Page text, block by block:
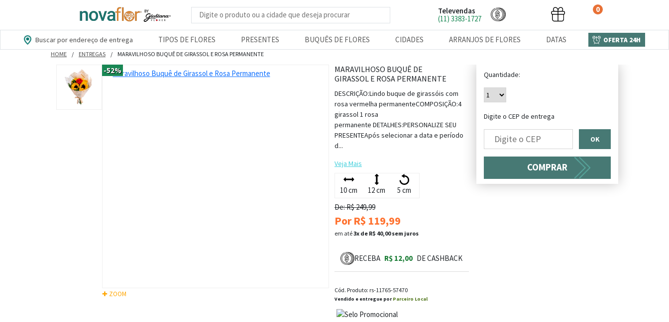
Busca de produtos
Televendas
(11) 3383-1727
0
Buscar por endereço de entrega TIPOS DE FLORES PRESENTES BUQUÊS DE FLORES CIDADES ARRANJOS DE FLORES DATAS OFERTA 24H
HOME ENTREGAS MARAVILHOSO BUQUÊ DE GIRASSOL E ROSA PERMANENTE
✚ ZOOM
-52%
MARAVILHOSO BUQUÊ DE
GIRASSOL E ROSA PERMANENTE
DESCRIÇÃO:Lindo buque de girassóis com
rosa vermelha permanenteCOMPOSIÇÃO:4
girassol 1 rosa
permanente DETALHES:PERSONALIZE SEU
PRESENTEApós selecionar a data e período
d...
Veja Mais
10 cm 12 cm
5 cm
De: R$ 249,99
Por R$ 119,99
em até3x de R$ 40,00 sem juros
RECEBA R$ 12,00 DE CASHBACK
Cód. Produto: rs-11765-57470
Vendido e entregue porParceiro Local
Quantidade:
Digite o CEP de entrega
OK
COMPRAR